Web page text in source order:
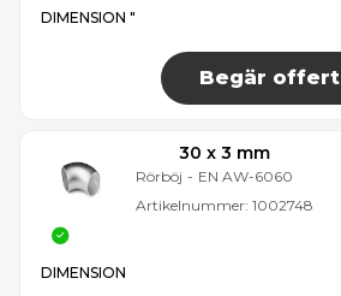
DIMENSION "
Begär offert
30 x 3 mm
Rörböj - EN AW-6060
Artikelnummer: 1002748
DIMENSION